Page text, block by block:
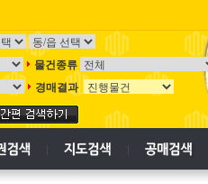
물건종류
경매결과